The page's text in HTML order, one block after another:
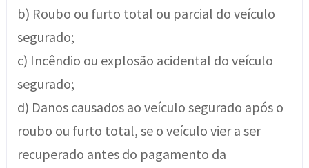
b) Roubo ou furto total ou parcial do veículo
segurado;
c) Incêndio ou explosão acidental do veículo
segurado;
d) Danos causados ao veículo segurado após o
roubo ou furto total, se o veículo vier a ser
recuperado antes do pagamento da